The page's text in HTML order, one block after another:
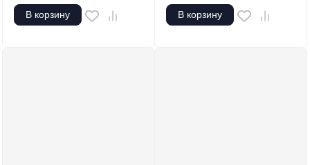
В корзину В корзину